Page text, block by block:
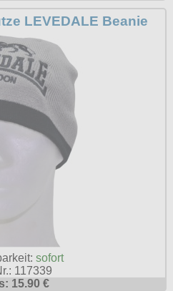
LEVEDALE Beanie
sofort
117339
15.90 €